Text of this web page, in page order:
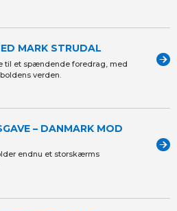
MARK STRUDAL
til et spændende foredrag, med
verden.
– DANMARK MOD
endnu et storskærms